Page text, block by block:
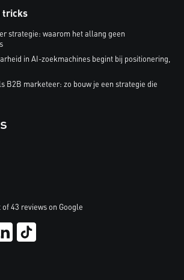
tricks
strategie: waarom het allang geen
in AI-zoekmachines begint bij positionering,
B2B marketeer: zo bouw je een strategie die
of 43 reviews on Google